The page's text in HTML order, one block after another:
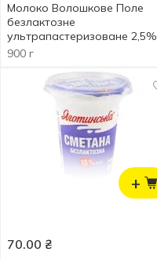
Молоко Волошкове Поле
безлактозне
ультрапастеризоване 2,5%
900г
900 г
+
70.00 ₴